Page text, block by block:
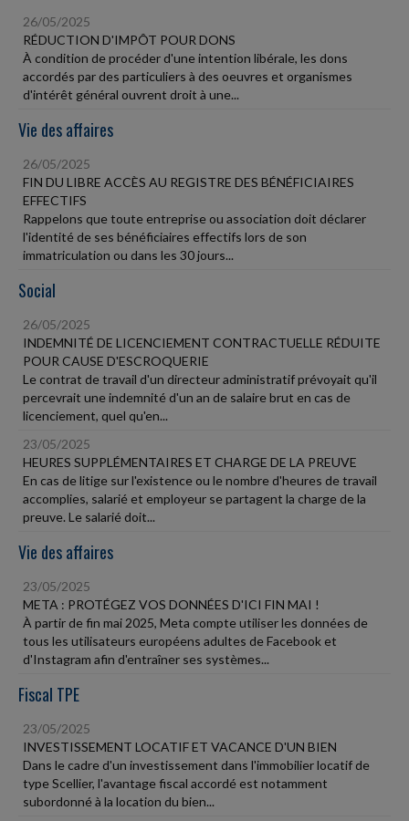
26/05/2025
RÉDUCTION D'IMPÔT POUR DONS
À condition de procéder d'une intention libérale, les dons
accordés par des particuliers à des oeuvres et organismes
d'intérêt général ouvrent droit à une...
Vie des affaires
26/05/2025
FIN DU LIBRE ACCÈS AU REGISTRE DES BÉNÉFICIAIRES
EFFECTIFS
Rappelons que toute entreprise ou association doit déclarer
l'identité de ses bénéficiaires effectifs lors de son
immatriculation ou dans les 30 jours...
Social
26/05/2025
INDEMNITÉ DE LICENCIEMENT CONTRACTUELLE RÉDUITE
POUR CAUSE D'ESCROQUERIE
Le contrat de travail d'un directeur administratif prévoyait qu'il
percevrait une indemnité d'un an de salaire brut en cas de
licenciement, quel qu'en...
23/05/2025
HEURES SUPPLÉMENTAIRES ET CHARGE DE LA PREUVE
En cas de litige sur l'existence ou le nombre d'heures de travail
accomplies, salarié et employeur se partagent la charge de la
preuve. Le salarié doit...
Vie des affaires
23/05/2025
META : PROTÉGEZ VOS DONNÉES D'ICI FIN MAI !
À partir de fin mai 2025, Meta compte utiliser les données de
tous les utilisateurs européens adultes de Facebook et
d'Instagram afin d'entraîner ses systèmes...
Fiscal TPE
23/05/2025
INVESTISSEMENT LOCATIF ET VACANCE D'UN BIEN
Dans le cadre d'un investissement dans l'immobilier locatif de
type Scellier, l'avantage fiscal accordé est notamment
subordonné à la location du bien...